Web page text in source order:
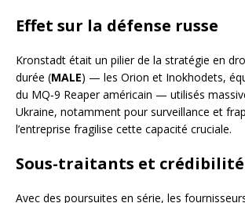
Effet sur la défense russe
Kronstadt était un pilier de la stratégie en
durée (MALE) — les Orion et Inokhodets,
du MQ‑9 Reaper américain — utilisés
Ukraine, notamment pour surveillance et
l’entreprise fragilise cette capacité cruciale.
Sous-traitants et crédibilité
Avec des poursuites en série, les